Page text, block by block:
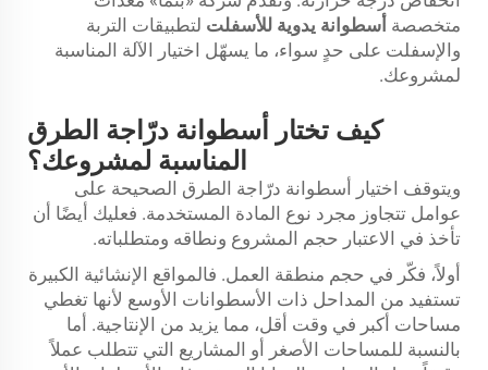
متخصصة أسطوانة يدوية للأسفلت لتطبيقات التربة
والإسفلت على حدٍ سواء، ما يسهّل اختيار الآلة المناسبة
لمشروعك.
كيف تختار أسطوانة درّاجة الطرق
المناسبة لمشروعك؟
ويتوقف اختيار أسطوانة درّاجة الطرق الصحيحة على
عوامل تتجاوز مجرد نوع المادة المستخدمة. فعليك أيضًا أن
تأخذ في الاعتبار حجم المشروع ونطاقه ومتطلباته.
أولاً، فكّر في حجم منطقة العمل. فالمواقع الإنشائية الكبيرة
تستفيد من المداحل ذات الأسطوانات الأوسع لأنها تغطي
مساحات أكبر في وقت أقل، مما يزيد من الإنتاجية. أما
بالنسبة للمساحات الأصغر أو المشاريع التي تتطلب عملاً